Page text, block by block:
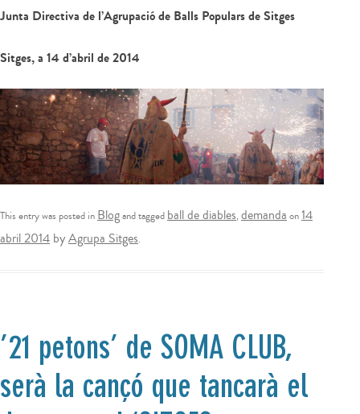
Junta Directiva de l’Agrupació de Balls Populars de Sitges
Sitges, a 14 d’abril de 2014
This entry was posted in Blogand tagged ball de diables,demanda on14
abril 2014 byAgrupa Sitges.
’21 petons’ de SOMA CLUB,
serà la cançó que tancarà el